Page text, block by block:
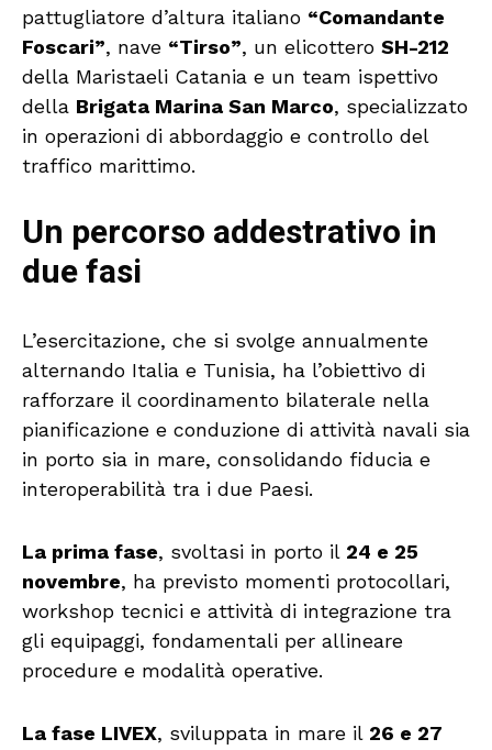
pattugliatore d’altura italiano “Comandante
Foscari”, nave “Tirso”, un elicottero SH-212
della Maristaeli Catania e un team ispettivo
della Brigata Marina San Marco, specializzato
in operazioni di abbordaggio e controllo del
traffico marittimo.
Un percorso addestrativo in
due fasi
L’esercitazione, che si svolge annualmente
alternando Italia e Tunisia, ha l’obiettivo di
rafforzare il coordinamento bilaterale nella
pianificazione e conduzione di attività navali sia
in porto sia in mare, consolidando fiducia e
interoperabilità tra i due Paesi.
La prima fase, svoltasi in porto il 24 e 25
novembre, ha previsto momenti protocollari,
workshop tecnici e attività di integrazione tra
gli equipaggi, fondamentali per allineare
procedure e modalità operative.
La fase LIVEX, sviluppata in mare il 26 e 27